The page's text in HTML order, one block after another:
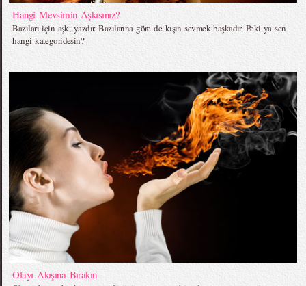
Hangi Mevsimin Aşkısınız?
Bazıları için aşk, yazdır. Bazılarına göre de kışın sevmek başkadır. Peki ya sen
hangi kategoridesin?
Olayı Akışına Bırakın